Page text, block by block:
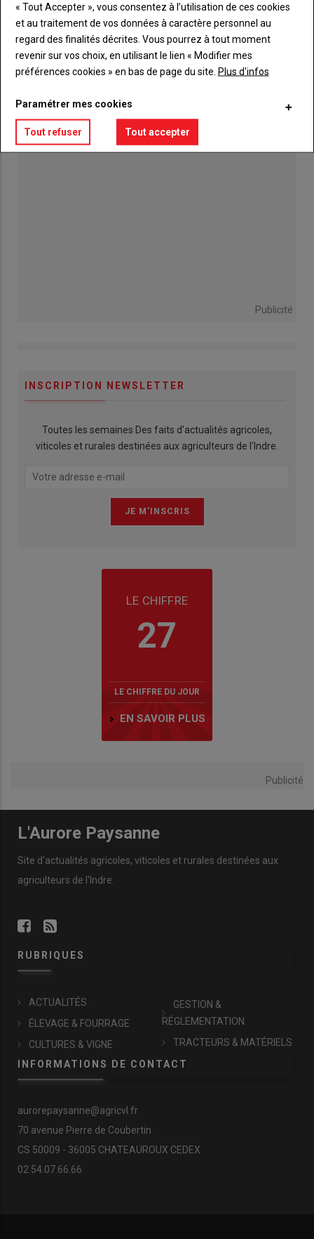
La campagne 2019 se caractérise par une météo capricieuse,
un faible rendement et la prolifération de la…
Publicité
INSCRIPTION NEWSLETTER
Toutes les semaines Des faits d'actualités agricoles,
viticoles et rurales destinées aux agriculteurs de l'Indre.
LE CHIFFRE
27
LE CHIFFRE DU JOUR
EN SAVOIR PLUS
Publicité
L'Aurore Paysanne
Site d'actualités agricoles, viticoles et rurales destinées aux
agriculteurs de l'Indre.
RUBRIQUES
ACTUALITÉS
ÉLEVAGE & FOURRAGE
CULTURES & VIGNE
GESTION &
RÉGLEMENTATION
TRACTEURS & MATÉRIELS
INFORMATIONS DE CONTACT
aurorepaysanne@agricvl.fr
70 avenue Pierre de Coubertin
CS 50009 - 36005 CHATEAUROUX CEDEX
02.54.07.66.66
« Tout Accepter », vous consentez à l’utilisation de ces cookies
et au traitement de vos données à caractère personnel au
regard des finalités décrites. Vous pourrez à tout moment
revenir sur vos choix, en utilisant le lien « Modifier mes
préférences cookies » en bas de page du site. Plus d'infos
Paramétrer mes cookies
Tout refuser Tout accepter